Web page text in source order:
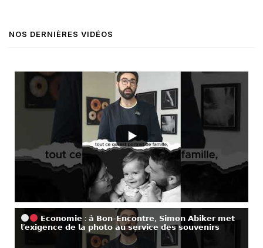
NOS DERNIÈRES VIDÉOS
𝗘𝗰𝗼𝗻𝗼𝗺𝗶𝗲 : 𝗮̀ 𝗕𝗼𝗻-𝗘𝗻𝗰𝗼𝗻𝘁𝗿𝗲, 𝗦𝗶𝗺𝗼𝗻 𝗔𝗯𝗶𝗸𝗲𝗿 𝗺𝗲𝘁
𝗹’𝗲𝘅𝗶𝗴𝗲𝗻𝗰𝗲 𝗱𝗲 𝗹𝗮 𝗽𝗵𝗼𝘁𝗼 𝗮𝘂 𝘀𝗲𝗿𝘃𝗶𝗰𝗲 𝗱𝗲𝘀 𝘀𝗼𝘂𝘃𝗲𝗻𝗶𝗿𝘀